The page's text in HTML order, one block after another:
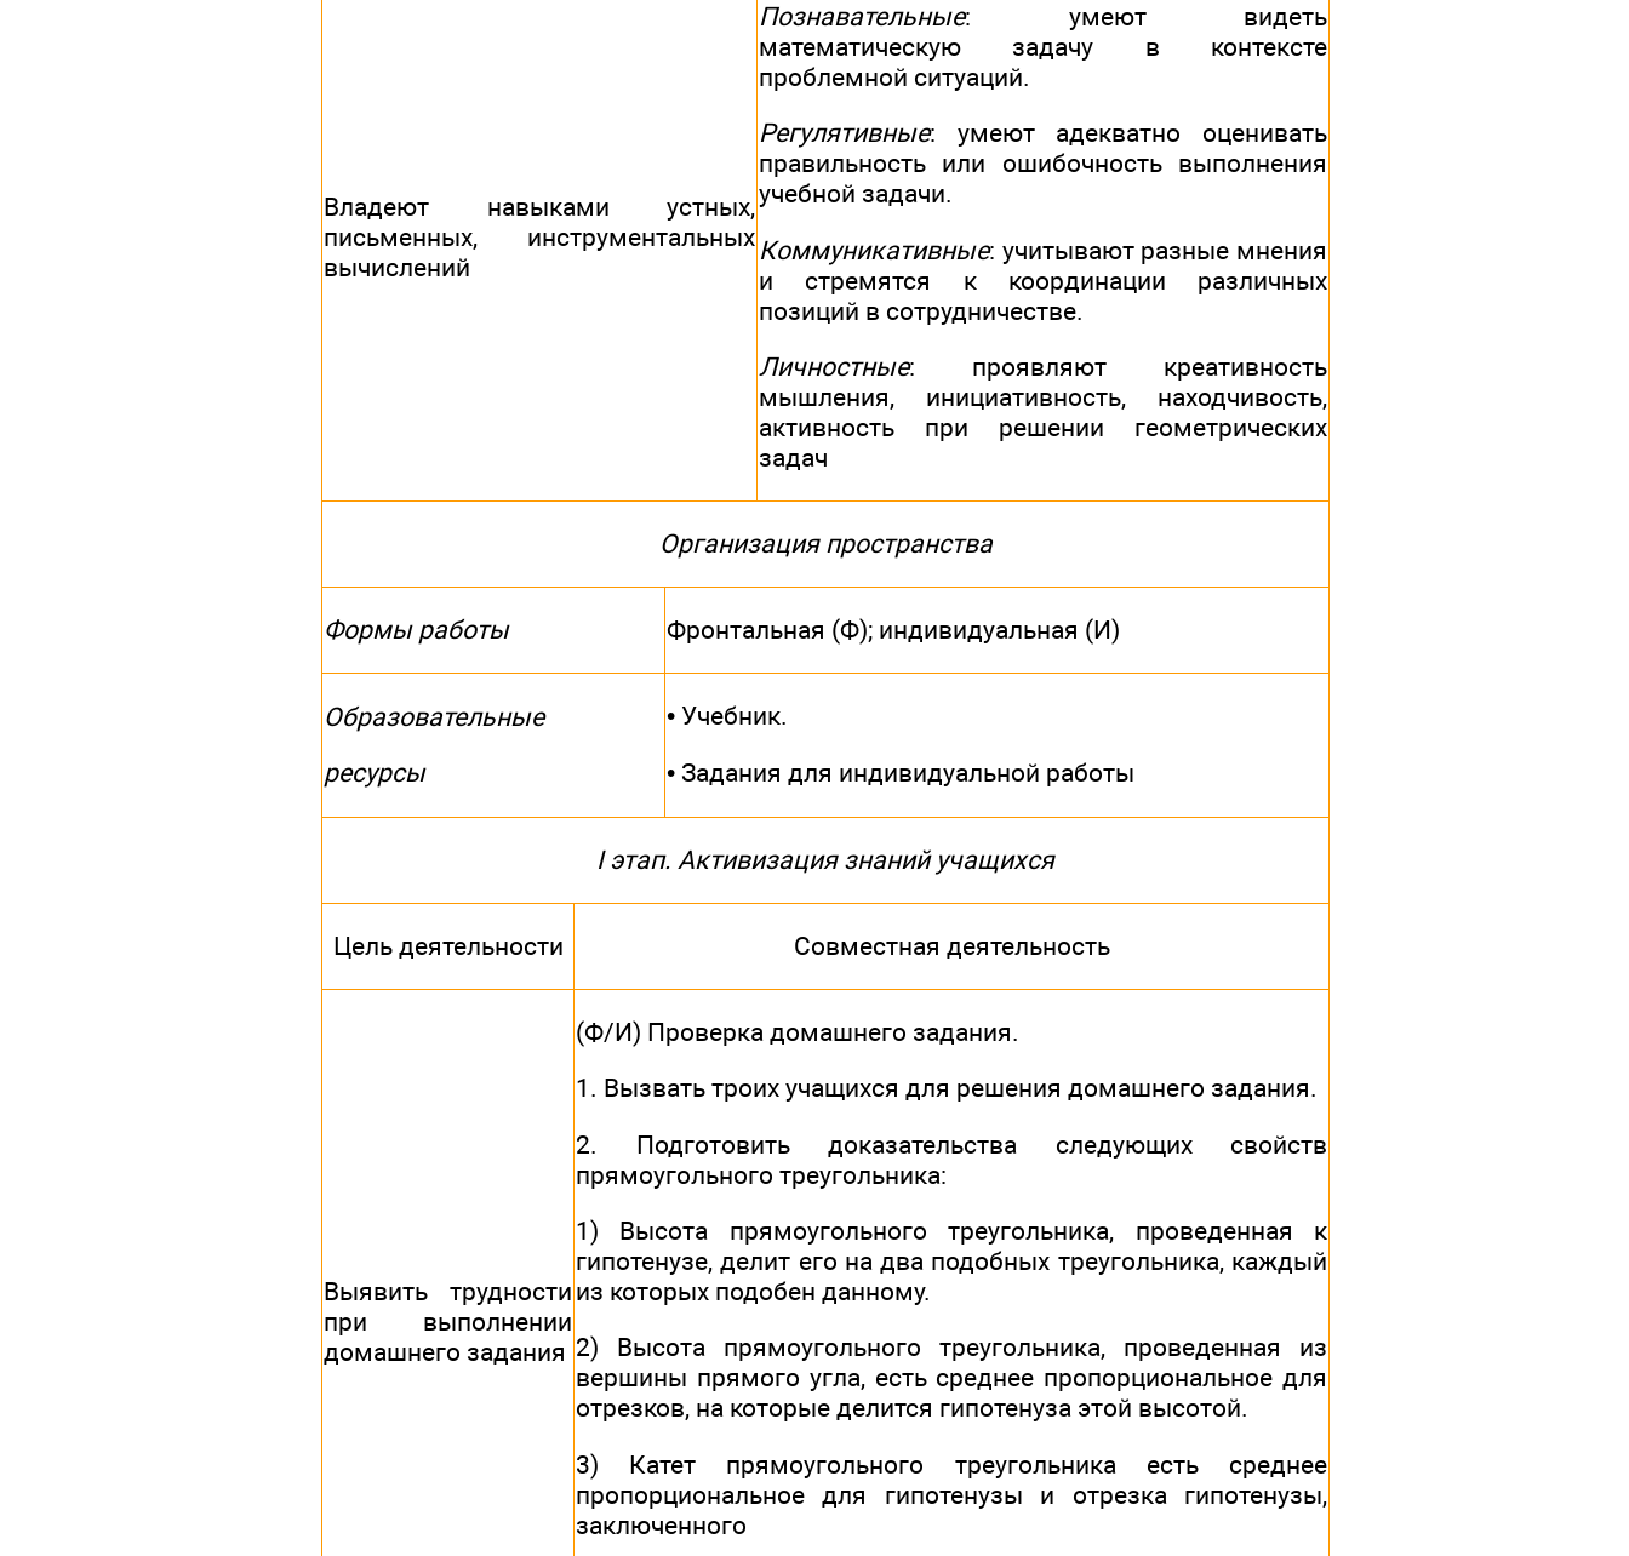
Владеют навыками устных,
письменных, инструментальных
вычислений
Познавательные: умеют видеть
математическую задачу в контексте
проблемной ситуаций.
Регулятивные: умеют адекватно оценивать
правильность или ошибочность выполнения
учебной задачи.
Коммуникативные: учитывают разные мнения
и стремятся к координации различных
позиций в сотрудничестве.
Личностные: проявляют креативность
мышления, инициативность, находчивость,
активность при решении геометрических
задач
Организация пространства
Формы работы Фронтальная (Ф); индивидуальная (И)
Образовательные
ресурсы
• Учебник.
• Задания для индивидуальной работы
I этап. Активизация знаний учащихся
Цель деятельности Совместная деятельность
Выявить трудности
при выполнении
домашнего задания
(Ф/И) Проверка домашнего задания.
1. Вызвать троих учащихся для решения домашнего задания.
2. Подготовить доказательства следующих свойств
прямоугольного треугольника:
1) Высота прямоугольного треугольника, проведенная к
гипотенузе, делит его на два подобных треугольника, каждый
из которых подобен данному.
2) Высота прямоугольного треугольника, проведенная из
вершины прямого угла, есть среднее пропорциональное для
отрезков, на которые делится гипотенуза этой высотой.
3) Катет прямоугольного треугольника есть среднее
пропорциональное для гипотенузы и отрезка гипотенузы,
заключенного